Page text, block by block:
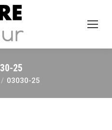
25
ici :
03030-25